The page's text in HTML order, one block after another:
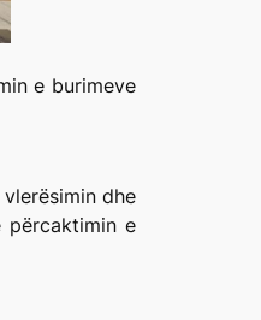
e burimeve
dhe
përcaktimin e